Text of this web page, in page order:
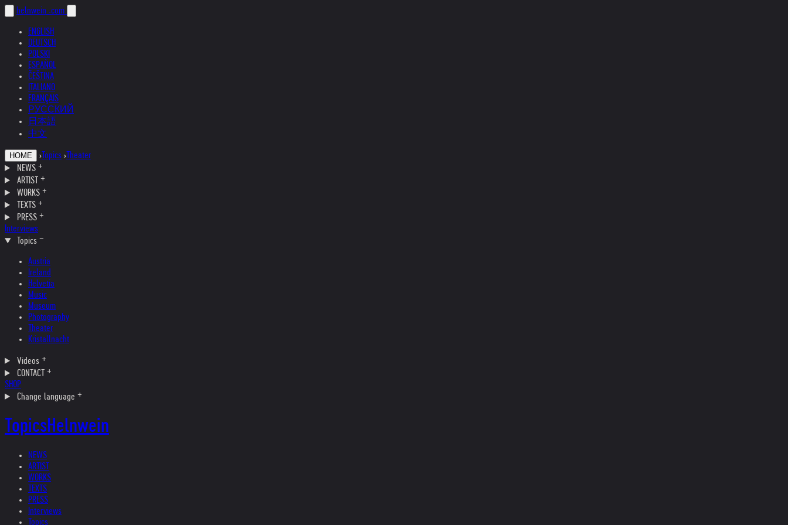
helnwein .com
ENGLISH
DEUTSCH
POLSKI
ESPAÑOL
ČEŠTINA
ITALIANO
FRANÇAIS
РУССКИЙ
日本語
中文
HOME › Topics › Theater
NEWS
ARTIST
WORKS
TEXTS
PRESS
Interviews
Topics
Austria
Ireland
Helvetia
Music
Museum
Photography
Theater
Kristallnacht
Videos
CONTACT
SHOP
Change language
TopicsHelnwein
NEWS
ARTIST
WORKS
TEXTS
PRESS
Interviews
Topics